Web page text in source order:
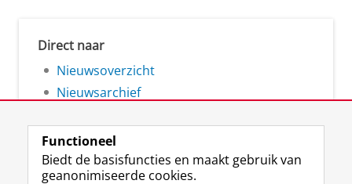
Direct naar
Nieuwsoverzicht
Nieuwsarchief
Functioneel
Biedt de basisfuncties en maakt gebruik van
geanonimiseerde cookies.